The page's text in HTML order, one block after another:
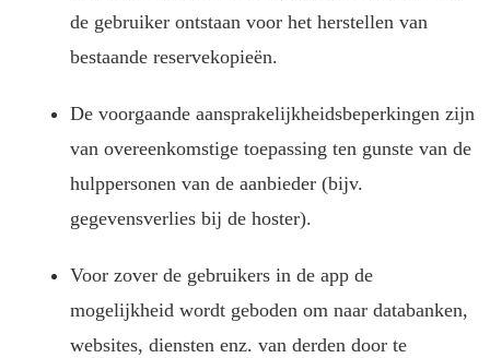
de gebruiker ontstaan voor het herstellen van
bestaande reservekopieën.
De voorgaande aansprakelijkheidsbeperkingen zijn
van overeenkomstige toepassing ten gunste van de
hulppersonen van de aanbieder (bijv.
gegevensverlies bij de hoster).
Voor zover de gebruikers in de app de
mogelijkheid wordt geboden om naar databanken,
websites, diensten enz. van derden door te